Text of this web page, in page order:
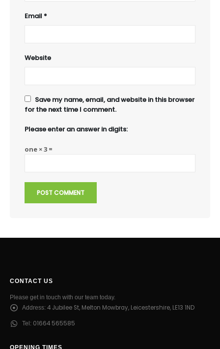
Email *
Website
Save my name, email, and website in this browser
for the next time I comment.
Please enter an answer in digits:
one × 3 =
CONTACT US
Please get in touch with our team today.
Address: 4 Jubilee St, Melton Mowbray, Leicestershire, LE13 1ND
Tel: 01664 565585
OPENING TIMES